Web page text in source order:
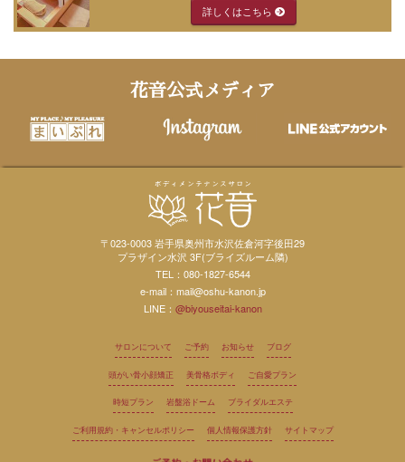
詳しくはこちら
花音公式メディア
〒023-0003 岩手県奥州市水沢佐倉河字後田29
プラザイン水沢 3F(ブライズルーム隣)
TEL：080-1827-6544
e-mail：mail@oshu-kanon.jp
LINE： @biyouseitai-kanon
サロンについて ご予約 お知らせ ブログ
頭がい骨小顔矯正 美骨格ボディ ご自愛プラン
時短プラン 岩盤浴ドーム ブライダルエステ
ご利用規約・キャンセルポリシー 個人情報保護方針 サイトマップ